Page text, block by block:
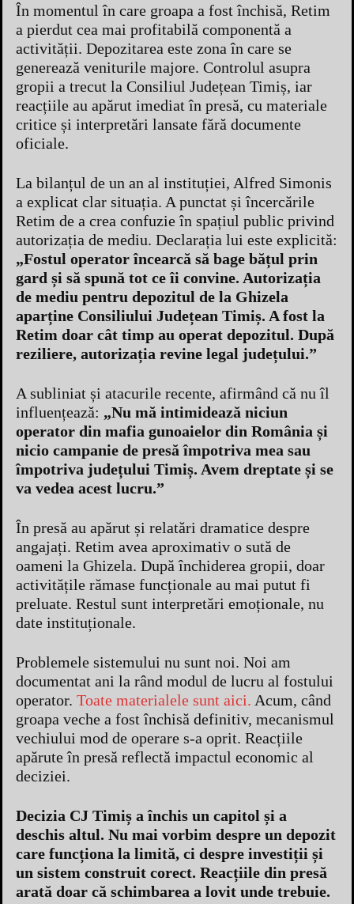
În momentul în care groapa a fost închisă, Retim
a pierdut cea mai profitabilă componentă a
activității. Depozitarea este zona în care se
generează veniturile majore. Controlul asupra
gropii a trecut la Consiliul Județean Timiș, iar
reacțiile au apărut imediat în presă, cu materiale
critice și interpretări lansate fără documente
oficiale.
La bilanțul de un an al instituției, Alfred Simonis
a explicat clar situația. A punctat și încercările
Retim de a crea confuzie în spațiul public privind
autorizația de mediu. Declarația lui este explicită:
„Fostul operator încearcă să bage bățul prin
gard și să spună tot ce îi convine. Autorizația
de mediu pentru depozitul de la Ghizela
aparține Consiliului Județean Timiș. A fost la
Retim doar cât timp au operat depozitul. După
reziliere, autorizația revine legal județului.”
A subliniat și atacurile recente, afirmând că nu îl
influențează: „Nu mă intimidează niciun
operator din mafia gunoaielor din România și
nicio campanie de presă împotriva mea sau
împotriva județului Timiș. Avem dreptate și se
va vedea acest lucru.”
În presă au apărut și relatări dramatice despre
angajați. Retim avea aproximativ o sută de
oameni la Ghizela. După închiderea gropii, doar
activitățile rămase funcționale au mai putut fi
preluate. Restul sunt interpretări emoționale, nu
date instituționale.
Problemele sistemului nu sunt noi. Noi am
documentat ani la rând modul de lucru al fostului
operator. Toate materialele sunt aici. Acum, când
groapa veche a fost închisă definitiv, mecanismul
vechiului mod de operare s-a oprit. Reacțiile
apărute în presă reflectă impactul economic al
deciziei.
Decizia CJ Timiș a închis un capitol și a
deschis altul. Nu mai vorbim despre un depozit
care funcționa la limită, ci despre investiții și
un sistem construit corect. Reacțiile din presă
arată doar că schimbarea a lovit unde trebuie.